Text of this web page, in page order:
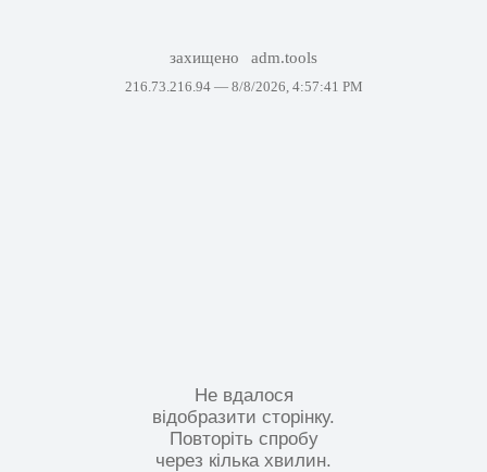
захищено adm.tools
216.73.216.94 — 8/8/2026, 4:57:41 PM
Не вдалося
відобразити сторінку.
Повторіть спробу
через кілька хвилин.